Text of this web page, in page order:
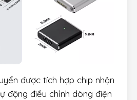
được tích hợp chip nhận
động điều chỉnh dòng điện